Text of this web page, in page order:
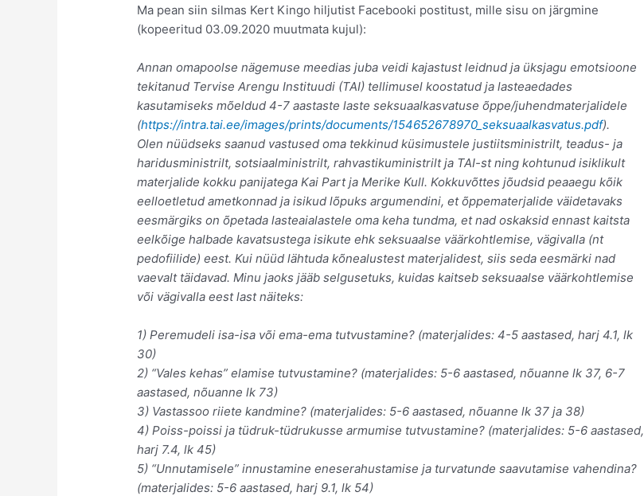
Ma pean siin silmas Kert Kingo hiljutist Facebooki postitust, mille sisu on järgmine
(kopeeritud 03.09.2020 muutmata kujul):
Annan omapoolse nägemuse meedias juba veidi kajastust leidnud ja üksjagu emotsioone
tekitanud Tervise Arengu Instituudi (TAI) tellimusel koostatud ja lasteaedades
kasutamiseks mõeldud 4-7 aastaste laste seksuaalkasvatuse õppe/juhendmaterjalidele
(https://intra.tai.ee/images/prints/documents/154652678970_seksuaalkasvatus.pdf).
Olen nüüdseks saanud vastused oma tekkinud küsimustele justiitsministrilt, teadus- ja
haridusministrilt, sotsiaalministrilt, rahvastikuministrilt ja TAI-st ning kohtunud isiklikult
materjalide kokku panijatega Kai Part ja Merike Kull. Kokkuvõttes jõudsid peaaegu kõik
eelloetletud ametkonnad ja isikud lõpuks argumendini, et õppematerjalide väidetavaks
eesmärgiks on õpetada lasteaialastele oma keha tundma, et nad oskaksid ennast kaitsta
eelkõige halbade kavatsustega isikute ehk seksuaalse väärkohtlemise, vägivalla (nt
pedofiilide) eest. Kui nüüd lähtuda kõnealustest materjalidest, siis seda eesmärki nad
vaevalt täidavad. Minu jaoks jääb selgusetuks, kuidas kaitseb seksuaalse väärkohtlemise
või vägivalla eest last näiteks:
1) Peremudeli isa-isa või ema-ema tutvustamine? (materjalides: 4-5 aastased, harj 4.1, lk
30)
2) “Vales kehas” elamise tutvustamine? (materjalides: 5-6 aastased, nõuanne lk 37, 6-7
aastased, nõuanne lk 73)
3) Vastassoo riiete kandmine? (materjalides: 5-6 aastased, nõuanne lk 37 ja 38)
4) Poiss-poissi ja tüdruk-tüdrukusse armumise tutvustamine? (materjalides: 5-6 aastased,
harj 7.4, lk 45)
5) “Unnutamisele” innustamine eneserahustamise ja turvatunde saavutamise vahendina?
(materjalides: 5-6 aastased, harj 9.1, lk 54)